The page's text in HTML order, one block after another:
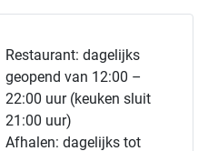
Restaurant: dagelijks
geopend van 12:00 –
22:00 uur (keuken sluit
21:00 uur)
Afhalen: dagelijks tot